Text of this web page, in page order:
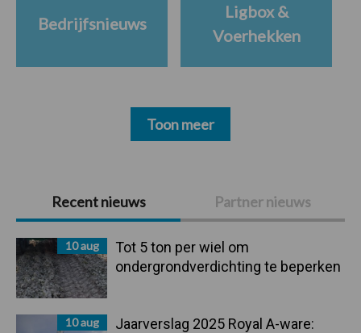
Primaire
Sidebar
Recent nieuws Partner nieuws
10 aug
Tot 5 ton per wiel om
ondergrondverdichting te beperken
10 aug
Jaarverslag 2025 Royal A-ware:
Bedrijfsnieuws
Ligbox &
Voerhekken
Toon meer